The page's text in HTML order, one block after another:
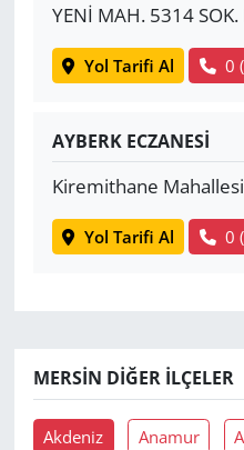
YENİ MAH. 5314
Yol Tarifi Al 0
AYBERK ECZANESİ
Kiremithane
Yol Tarifi Al 0
MERSIN DIĞER İLÇELER
Akdeniz Anamur